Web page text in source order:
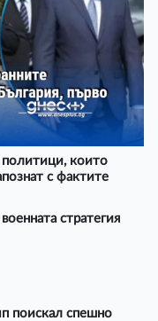
политици, които
с фактите
стратегия
поискал спешно